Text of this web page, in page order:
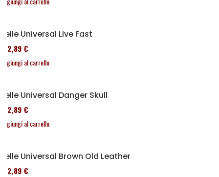
Selle Universal Live Fast
152,89 €
Aggiungi al carrello
Selle Universal Danger Skull
152,89 €
Aggiungi al carrello
Selle Universal Brown Old Leather
152,89 €